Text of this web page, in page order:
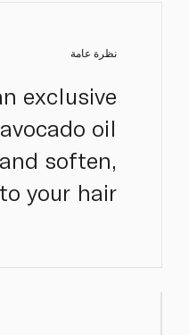
نظرة عامة
exclusive
oil
soften,
your hair.